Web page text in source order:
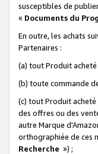
susceptibles de
« Documents du
En outre, les achats
Partenaires :
(a) tout Produit
(b) toute commande
(c) tout Produit
des offres ou des
autre Marque
orthographiée de ces
Recherche ») ;